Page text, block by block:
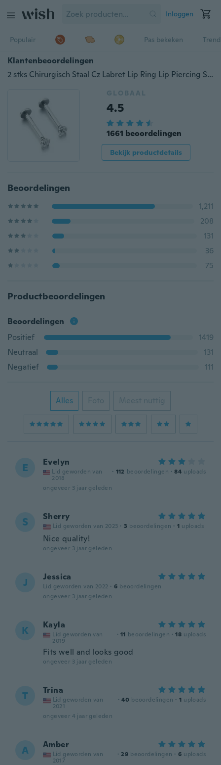
Inloggen
Populair Pas bekeken
Klantenbeoordelingen
2 stks Chirurgisch Staal Cz Labret Lip Ring Lip Piercing Sieraden Tragus Nail Lip Stud 16G 5/16 "8mm Pin
GLOBAAL
4.5
1661 beoordelingen
Bekijk productdetails
Beoordelingen
1,211
208
131
36
75
Productbeoordelingen
Beoordelingen
Positief
1419
Neutraal
131
Negatief
111
Alles Foto Meest nuttig
E Evelyn
Lid geworden van
2018
· 112 beoordelingen · 84 uploads
ongeveer 3 jaar geleden
S Sherry
Lid geworden van 2023 · 3 beoordelingen · 1 uploads
Nice quality!
ongeveer 3 jaar geleden
J Jessica
Lid geworden van 2022 · 6 beoordelingen
ongeveer 3 jaar geleden
K Kayla
Lid geworden van
2019
· 11 beoordelingen · 18 uploads
Fits well and looks good
ongeveer 3 jaar geleden
T Trina
Lid geworden van
2021
· 40 beoordelingen · 1 uploads
ongeveer 4 jaar geleden
A Amber
Lid geworden van
2017
· 29 beoordelingen · 6 uploads